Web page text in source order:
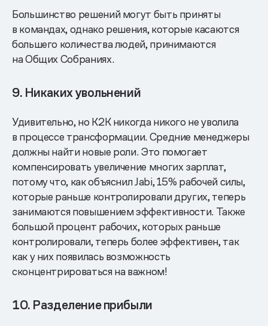
Большинство решений могут быть приняты
в командах, однако решения, которые касаются
большего количества людей, принимаются
на Общих Собраниях.
9. Никаких увольнений
Удивительно, но K2K никогда никого не уволила
в процессе трансформации. Средние менеджеры
должны найти новые роли. Это помогает
компенсировать увеличение многих зарплат,
потому что, как объяснил Jabi, 15% рабочей силы,
которые раньше контролировали других, теперь
занимаются повышением эффективности. Также
большой процент рабочих, которых раньше
контролировали, теперь более эффективен, так
как у них появилась возможность
сконцентрироваться на важном!
10. Разделение прибыли